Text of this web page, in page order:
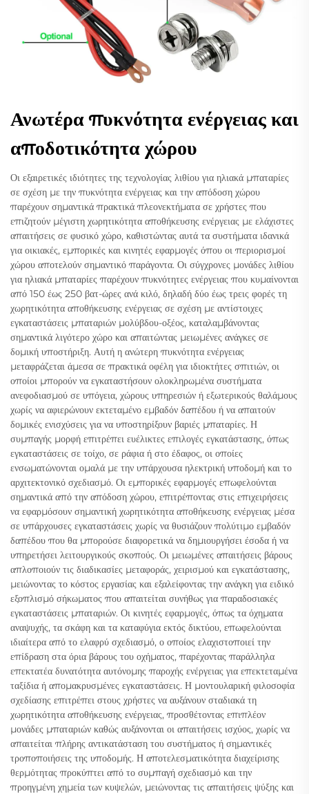
Ανωτέρα πυκνότητα ενέργειας και
αποδοτικότητα χώρου
Οι εξαιρετικές ιδιότητες της τεχνολογίας λιθίου για ηλιακά μπαταρίες
σε σχέση με την πυκνότητα ενέργειας και την απόδοση χώρου
παρέχουν σημαντικά πρακτικά πλεονεκτήματα σε χρήστες που
επιζητούν μέγιστη χωρητικότητα αποθήκευσης ενέργειας με ελάχιστες
απαιτήσεις σε φυσικό χώρο, καθιστώντας αυτά τα συστήματα ιδανικά
για οικιακές, εμπορικές και κινητές εφαρμογές όπου οι περιορισμοί
χώρου αποτελούν σημαντικό παράγοντα. Οι σύγχρονες μονάδες λιθίου
για ηλιακά μπαταρίες παρέχουν πυκνότητες ενέργειας που κυμαίνονται
από 150 έως 250 βατ-ώρες ανά κιλό, δηλαδή δύο έως τρεις φορές τη
χωρητικότητα αποθήκευσης ενέργειας σε σχέση με αντίστοιχες
εγκαταστάσεις μπαταριών μολύβδου-οξέος, καταλαμβάνοντας
σημαντικά λιγότερο χώρο και απαιτώντας μειωμένες ανάγκες σε
δομική υποστήριξη. Αυτή η ανώτερη πυκνότητα ενέργειας
μεταφράζεται άμεσα σε πρακτικά οφέλη για ιδιοκτήτες σπιτιών, οι
οποίοι μπορούν να εγκαταστήσουν ολοκληρωμένα συστήματα
ανεφοδιασμού σε υπόγεια, χώρους υπηρεσιών ή εξωτερικούς θαλάμους
χωρίς να αφιερώνουν εκτεταμένο εμβαδόν δαπέδου ή να απαιτούν
δομικές ενισχύσεις για να υποστηρίξουν βαριές μπαταρίες. Η
συμπαγής μορφή επιτρέπει ευέλικτες επιλογές εγκατάστασης, όπως
εγκαταστάσεις σε τοίχο, σε ράφια ή στο έδαφος, οι οποίες
ενσωματώνονται ομαλά με την υπάρχουσα ηλεκτρική υποδομή και το
αρχιτεκτονικό σχεδιασμό. Οι εμπορικές εφαρμογές επωφελούνται
σημαντικά από την απόδοση χώρου, επιτρέποντας στις επιχειρήσεις
να εφαρμόσουν σημαντική χωρητικότητα αποθήκευσης ενέργειας μέσα
σε υπάρχουσες εγκαταστάσεις χωρίς να θυσιάζουν πολύτιμο εμβαδόν
δαπέδου που θα μπορούσε διαφορετικά να δημιουργήσει έσοδα ή να
υπηρετήσει λειτουργικούς σκοπούς. Οι μειωμένες απαιτήσεις βάρους
απλοποιούν τις διαδικασίες μεταφοράς, χειρισμού και εγκατάστασης,
μειώνοντας το κόστος εργασίας και εξαλείφοντας την ανάγκη για ειδικό
εξοπλισμό σήκωματος που απαιτείται συνήθως για παραδοσιακές
εγκαταστάσεις μπαταριών. Οι κινητές εφαρμογές, όπως τα όχηματα
αναψυχής, τα σκάφη και τα καταφύγια εκτός δικτύου, επωφελούνται
ιδιαίτερα από το ελαφρύ σχεδιασμό, ο οποίος ελαχιστοποιεί την
επίδραση στα όρια βάρους του οχήματος, παρέχοντας παράλληλα
επεκτατέα δυνατότητα αυτόνομης παροχής ενέργειας για επεκτεταμένα
ταξίδια ή απομακρυσμένες εγκαταστάσεις. Η μοντουλαρική φιλοσοφία
σχεδίασης επιτρέπει στους χρήστες να αυξάνουν σταδιακά τη
χωρητικότητα αποθήκευσης ενέργειας, προσθέτοντας επιπλέον
μονάδες μπαταριών καθώς αυξάνονται οι απαιτήσεις ισχύος, χωρίς να
απαιτείται πλήρης αντικατάσταση του συστήματος ή σημαντικές
τροποποιήσεις της υποδομής. Η αποτελεσματικότητα διαχείρισης
θερμότητας προκύπτει από το συμπαγή σχεδιασμό και την
προηγμένη χημεία των κυψελών, μειώνοντας τις απαιτήσεις ψύξης και